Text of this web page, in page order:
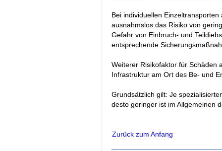
Bei individuellen
ausnahmslos das Risiko von
Gefahr von Einbruch- und
entsprechende
Weiterer Risikofaktor für Schäden
Infrastruktur am Ort des Be- und
Grundsätzlich gilt: Je
desto geringer ist im Allgemeinen
Zurück zum Anfang